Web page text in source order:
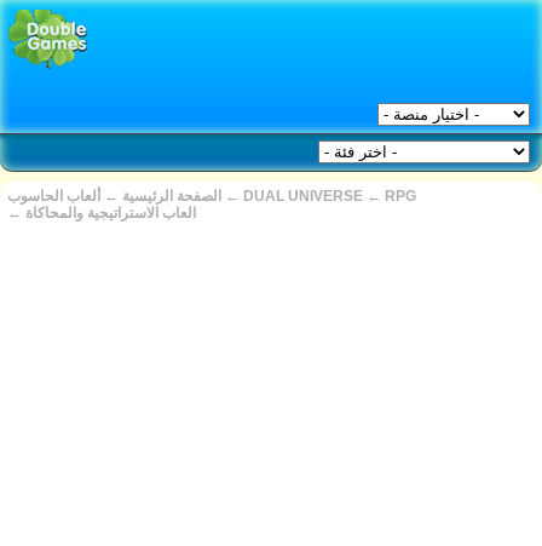
الصفحة الرئيسية ← ألعاب الحاسوب ← DUAL UNIVERSE ← RPG
← العاب الاستراتيجية والمحاكاة